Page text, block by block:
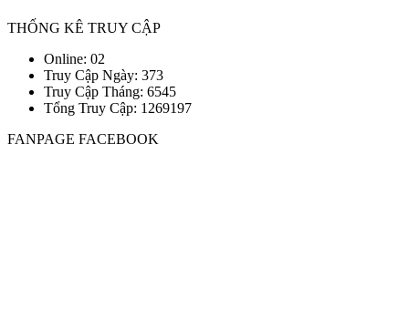
THỐNG KÊ TRUY CẬP
Online: 02
Truy Cập Ngày: 373
Truy Cập Tháng: 6545
Tổng Truy Cập: 1 269197
FANPAGE FACEBOOK